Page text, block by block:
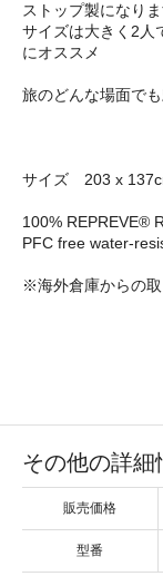
ストップ製になり
サイズは大きく2人
にオススメ
旅のどんな場面で
サイズ 203 x
100% REPREVE®
PFC free water-
※海外倉庫からの
その他の詳細
販売価格
型番